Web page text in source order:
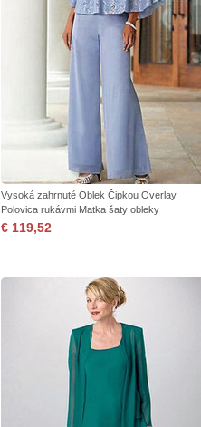
Vysoká zahrnuté Oblek Čipkou Overlay
Polovica rukávmi Matka šaty obleky
€ 119,52